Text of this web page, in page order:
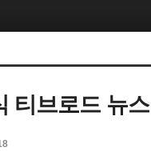
티브로드 뉴스